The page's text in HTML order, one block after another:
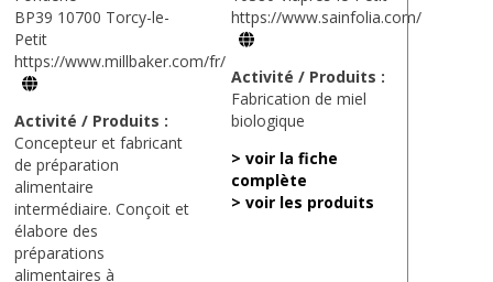
BP39 10700 Torcy-le-
Petit
https://www.millbaker.com/fr/
Activité / Produits :
Concepteur et fabricant
de préparation
alimentaire
intermédiaire. Conçoit et
élabore des
préparations
alimentaires à
https://www.sainfolia.com/
Activité / Produits :
Fabrication de miel
biologique
> voir la fiche
complète
> voir les produits